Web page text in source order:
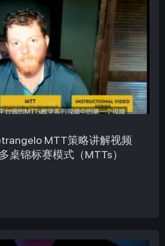
MTT策略讲解视频
桌锦标赛模式（MTTs）